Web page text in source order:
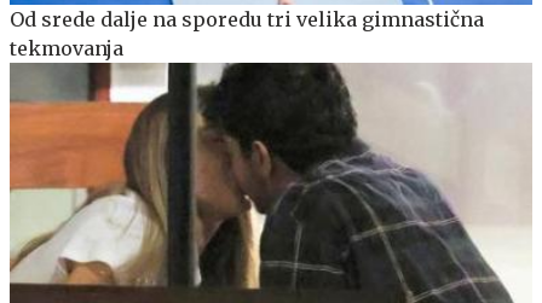
Od srede dalje na sporedu tri velika gimnastična
tekmovanja